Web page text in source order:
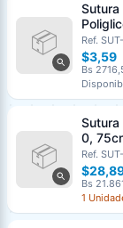
Aguja
26mm
Ref.
$3,59
Bs
0,
Aguja
Ref.
Bs
1